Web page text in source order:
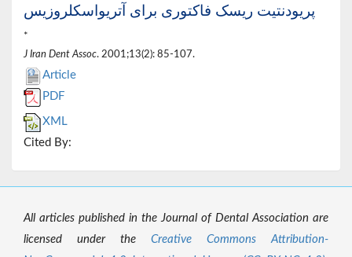
پریودنتیت ریسک فاکتوری برای آتریواسکلروزیس
*
J Iran Dent Assoc. 2001;13(2): 85-107.
Article
PDF
XML
Cited By:
All articles published in the Journal of Dental Association are
licensed under the Creative Commons Attribution-